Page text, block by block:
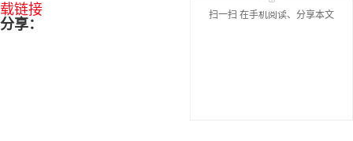
载链接
分享：
扫一扫 在手机阅读、分享本文